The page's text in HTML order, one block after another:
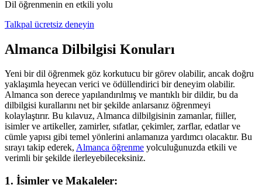
Dil öğrenmenin en etkili yolu
Talkpal ücretsiz deneyin
Almanca Dilbilgisi Konuları
Yeni bir dil öğrenmek göz korkutucu bir görev olabilir, ancak doğru
yaklaşımla heyecan verici ve ödüllendirici bir deneyim olabilir.
Almanca son derece yapılandırılmış ve mantıklı bir dildir, bu da
dilbilgisi kurallarını net bir şekilde anlarsanız öğrenmeyi
kolaylaştırır. Bu kılavuz, Almanca dilbilgisinin zamanlar, fiiller,
isimler ve artikeller, zamirler, sıfatlar, çekimler, zarflar, edatlar ve
cümle yapısı gibi temel yönlerini anlamanıza yardımcı olacaktır. Bu
sırayı takip ederek, Almanca öğrenme yolculuğunuzda etkili ve
verimli bir şekilde ilerleyebileceksiniz.
1. İsimler ve Makaleler: